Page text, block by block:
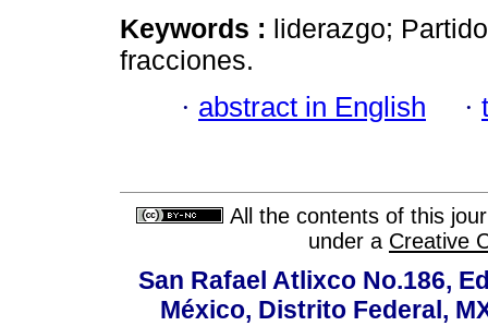
Keywords : liderazgo;
fracciones.
· abstract in English ·
All the contents of this
under a Creative
San Rafael Atlixco No.186,
México, Distrito Federal,